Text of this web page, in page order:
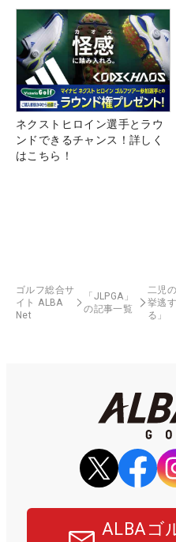
ネクストヒロイン選手とラウ
ンドできるチャンス！詳しく
はこちら！
ゴルフ総合サ
イト ALBA
Net
「JLPGA」
の記事一覧
二児
挙逃
る」
ALBAゴ